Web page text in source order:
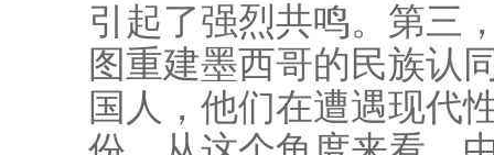
引起了强烈共鸣。第三
图重建墨西哥的民族认
国人，他们在遭遇现代